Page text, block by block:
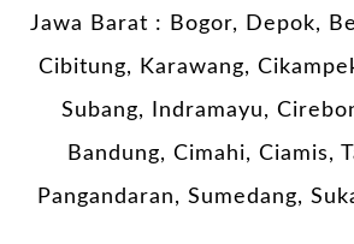
Jawa Barat : Bogor, Depok,
Cibitung, Karawang,
Subang, Indramayu,
Bandung, Cimahi, Ciamis,
Pangandaran, Sumedang,